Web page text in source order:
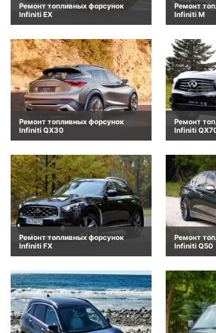
Ремонт топливных форсунок
Infiniti EX
Ремонт
Infiniti M
Ремонт топливных форсунок
Infiniti QX30
Ремонт
Infiniti
Ремонт топливных форсунок
Infiniti FX
Ремонт
Infiniti Q50